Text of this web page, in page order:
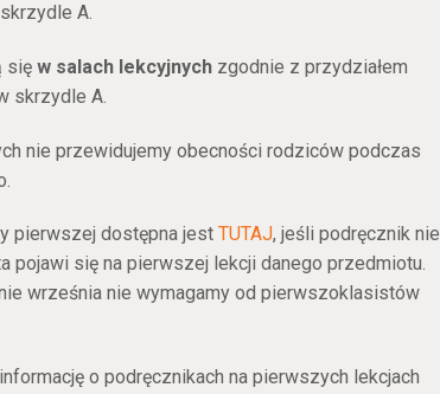
A.
się w salach lekcyjnych zgodnie z przydziałem
skrzydle A.
nie przewidujemy obecności rodziców podczas
pierwszej dostępna jest TUTAJ, jeśli podręcznik nie
pojawi się na pierwszej lekcji danego przedmiotu.
września nie wymagamy od pierwszoklasistów
o podręcznikach na pierwszych lekcjach